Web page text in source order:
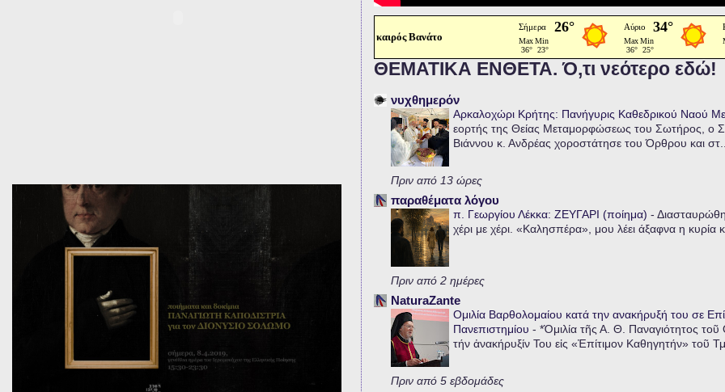
καιρός Βανάτο
ΘΕΜΑΤΙΚΑ ΕΝΘΕΤΑ. Ό,τι νεότερο εδώ!
νυχθημερόν
Αρκαλοχώρι Κρήτης: Πανήγυρις Καθεδρικού Ναού
εορτής της Θείας Μεταμορφώσεως του Σωτήρος, ο
Βιάννου κ. Ανδρέας χοροστάτησε του Όρθρου και
Πριν από 13 ώρες
παραθέματα λόγου
π. Γεωργίου Λέκκα: ΖΕΥΓΑΡΙ (ποίημα) -
χέρι με χέρι. «Καλησπέρα», μου λέει άξαφνα η κυρία
Πριν από 2 ημέρες
NaturaZante
Ομιλία Βαρθολομαίου κατά την ανακήρυξή του σε
Πανεπιστημίου - *Ὁμιλία τῆς Α. Θ. Παναγιότητος
τήν ἀνακήρυξίν Του εἰς «Ἐπίτιμον Καθηγητήν» τοῦ
Πριν από 5 εβδομάδες